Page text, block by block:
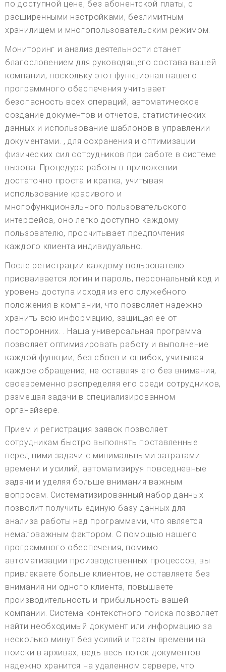
по доступной цене, без абонентской платы, с
расширенными настройками, безлимитным
хранилищем и многопользовательским режимом.
Мониторинг и анализ деятельности станет
благословением для руководящего состава вашей
компании, поскольку этот функционал нашего
программного обеспечения учитывает
безопасность всех операций, автоматическое
создание документов и отчетов, статистических
данных и использование шаблонов в управлении
документами. , для сохранения и оптимизации
физических сил сотрудников при работе в системе
вызова. Процедура работы в приложении
достаточно проста и кратка, учитывая
использование красивого и
многофункционального пользовательского
интерфейса, оно легко доступно каждому
пользователю, просчитывает предпочтения
каждого клиента индивидуально.
После регистрации каждому пользователю
присваивается логин и пароль, персональный код и
уровень доступа исходя из его служебного
положения в компании, что позволяет надежно
хранить всю информацию, защищая ее от
посторонних. . Наша универсальная программа
позволяет оптимизировать работу и выполнение
каждой функции, без сбоев и ошибок, учитывая
каждое обращение, не оставляя его без внимания,
своевременно распределяя его среди сотрудников,
размещая задачи в специализированном
органайзере.
Прием и регистрация заявок позволяет
сотрудникам быстро выполнять поставленные
перед ними задачи с минимальными затратами
времени и усилий, автоматизируя повседневные
задачи и уделяя больше внимания важным
вопросам. Систематизированный набор данных
позволит получить единую базу данных для
анализа работы над программами, что является
немаловажным фактором. С помощью нашего
программного обеспечения, помимо
автоматизации производственных процессов, вы
привлекаете больше клиентов, не оставляете без
внимания ни одного клиента, повышаете
производительность и прибыльность вашей
компании. Система контекстного поиска позволяет
найти необходимый документ или информацию за
несколько минут без усилий и траты времени на
поиски в архивах, ведь весь поток документов
надежно хранится на удаленном сервере, что